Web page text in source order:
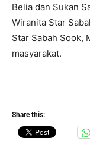
Belia dan Sukan
Wiranita Star
Star Sabah Sook,
masyarakat.
Share this: